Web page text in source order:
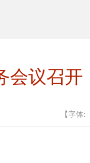
会议召开
【字体: